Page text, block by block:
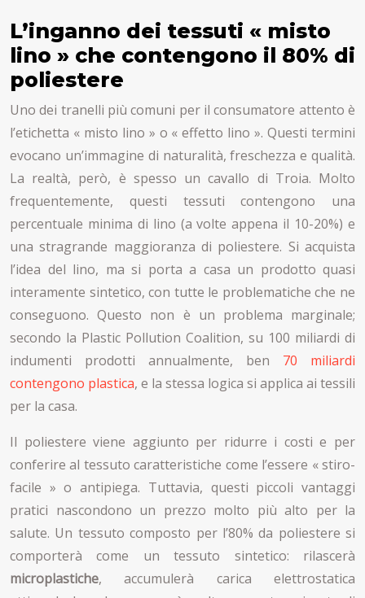
L’inganno dei tessuti « misto
lino » che contengono il 80% di
poliestere
Uno dei tranelli più comuni per il consumatore attento è
l’etichetta « misto lino » o « effetto lino ». Questi termini
evocano un’immagine di naturalità, freschezza e qualità.
La realtà, però, è spesso un cavallo di Troia. Molto
frequentemente, questi tessuti contengono una
percentuale minima di lino (a volte appena il 10-20%) e
una stragrande maggioranza di poliestere. Si acquista
l’idea del lino, ma si porta a casa un prodotto quasi
interamente sintetico, con tutte le problematiche che ne
conseguono. Questo non è un problema marginale;
secondo la Plastic Pollution Coalition, su 100 miliardi di
indumenti prodotti annualmente, ben 70 miliardi
contengono plastica, e la stessa logica si applica ai tessili
per la casa.
Il poliestere viene aggiunto per ridurre i costi e per
conferire al tessuto caratteristiche come l’essere « stiro-
facile » o antipiega. Tuttavia, questi piccoli vantaggi
pratici nascondono un prezzo molto più alto per la
salute. Un tessuto composto per l’80% da poliestere si
comporterà come un tessuto sintetico: rilascerà
microplastiche, accumulerà carica elettrostatica